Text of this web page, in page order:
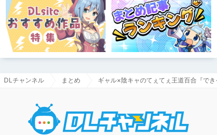
DLチャンネル まとめ ギャル×陰キャのてぇてぇ王道百合『で